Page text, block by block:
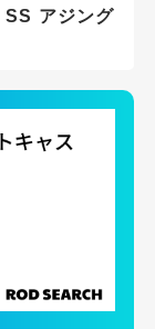
SS アジング